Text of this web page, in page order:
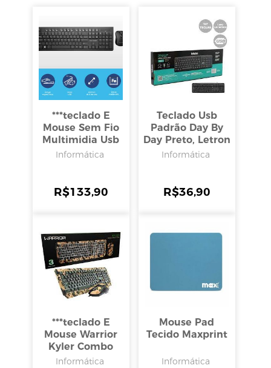
***teclado E
Mouse Sem Fio
Multimidia Usb
Tc 212, Multilaser
Informática
R$133,90
Teclado Usb
Padrão Day By
Day Preto, Letron
Informática
R$36,90
***teclado E
Mouse Warrior
Kyler Combo
Army Tc249,
Informática
Mouse Pad
Tecido Maxprint
Informática